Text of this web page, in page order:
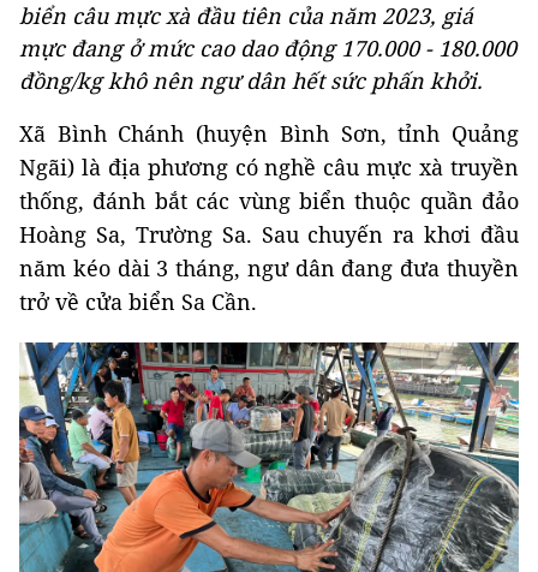
biển câu mực xà đầu tiên của năm 2023, giá
mực đang ở mức cao dao động 170.000 - 180.000
đồng/kg khô nên ngư dân hết sức phấn khởi.
Xã Bình Chánh (huyện Bình Sơn, tỉnh Quảng
Ngãi) là địa phương có nghề câu mực xà truyền
thống, đánh bắt các vùng biển thuộc quần đảo
Hoàng Sa, Trường Sa. Sau chuyến ra khơi đầu
năm kéo dài 3 tháng, ngư dân đang đưa thuyền
trở về cửa biển Sa Cần.